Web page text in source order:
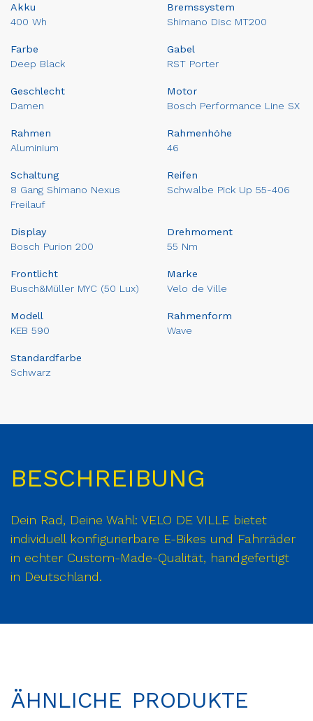
Akku
400 Wh
Bremssystem
Shimano Disc MT200
Farbe
Deep Black
Gabel
RST Porter
Geschlecht
Damen
Motor
Bosch Performance Line SX
Rahmen
Aluminium
Rahmenhöhe
46
Schaltung
8 Gang Shimano Nexus
Freilauf
Reifen
Schwalbe Pick Up 55-406
Display
Bosch Purion 200
Drehmoment
55 Nm
Frontlicht
Busch&Müller MYC (50 Lux)
Marke
Velo de Ville
Modell
KEB 590
Rahmenform
Wave
Standardfarbe
Schwarz
BESCHREIBUNG
Dein Rad, Deine Wahl: VELO DE VILLE bietet
individuell konfigurierbare E-Bikes und Fahrräder
in echter Custom-Made-Qualität, handgefertigt
in Deutschland.
ÄHNLICHE PRODUKTE